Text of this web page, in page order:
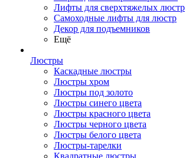
Лифты для сверхтяжелых люстр
Самоходные лифты для люстр
Декор для подъемников
Ещё
Люстры
Каскадные люстры
Люстры хром
Люстры под золото
Люстры синего цвета
Люстры красного цвета
Люстры черного цвета
Люстры белого цвета
Люстры-тарелки
Квадратные люстры